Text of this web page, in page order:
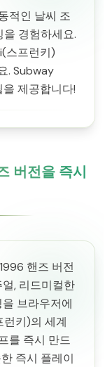
적인 날씨 조
경험하세요.
스프런키)
. Subway
제공합니다!
버전을 즉시
핸즈 버전
, 리드미컬한
브라우저에
키)의 세계
를 즉시 만드
즉시 플레이